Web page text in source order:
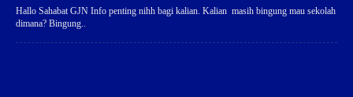
Hallo Sahabat GJN Info penting nihh bagi kalian. Kalian masih bingung mau sekolah
dimana? Bingung..